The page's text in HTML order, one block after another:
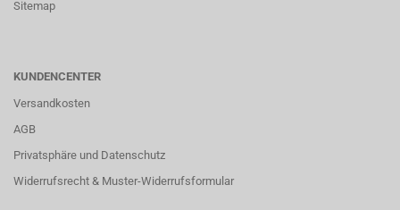
Sitemap
KUNDENCENTER
Versandkosten
AGB
Privatsphäre und Datenschutz
Widerrufsrecht & Muster-Widerrufsformular